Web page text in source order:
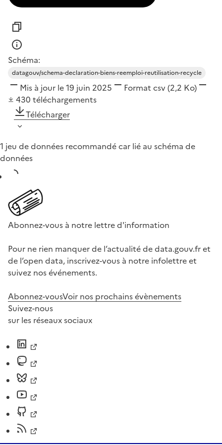
Schéma:
datagouv/schema-declaration-biens-reemploi-reutilisation-recycle
Mis à jour le 19 juin 2025 Format csv(2,2 Ko)
430 téléchargements
Télécharger
1 jeu de données recommandé car lié au schéma de
données
Abonnez-vous à notre lettre d'information
Pour ne rien manquer de l’actualité de data.gouv.fr et
de l’open data, inscrivez-vous à notre infolettre et
suivez nos événements.
Abonnez-vousVoir nos prochains évènements
Suivez-nous
sur les réseaux sociaux